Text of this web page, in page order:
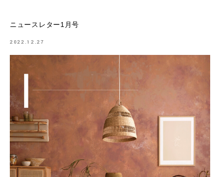
ニュースレター1月号
2022.12.27